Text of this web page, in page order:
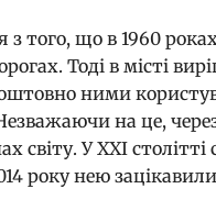
з того, що в 1960
Тоді в місті
ними
на це,
світу. У XXI
року нею